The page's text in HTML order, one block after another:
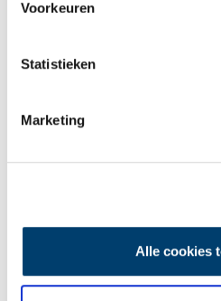
Voorkeuren
Statistieken
Marketing
Alle cookies
Paviljoen Welgelegen is
paviljoen is ooit gebouwd als
waarde aan zijn
genieten van privéconcerten op